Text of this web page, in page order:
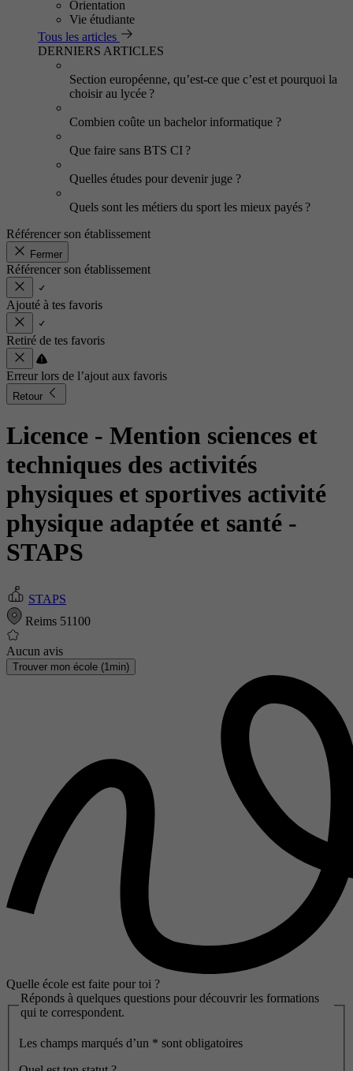
Orientation
Vie étudiante
Tous les articles
DERNIERS ARTICLES
Section européenne, qu’est-ce que c’est et pourquoi la
choisir au lycée ?
Combien coûte un bachelor informatique ?
Que faire sans BTS CI ?
Quelles études pour devenir juge ?
Quels sont les métiers du sport les mieux payés ?
Référencer son établissement
Fermer
Référencer son établissement
Ajouté à tes favoris
Retiré de tes favoris
Erreur lors de l’ajout aux favoris
Retour
Licence - Mention sciences et
techniques des activités
physiques et sportives activité
physique adaptée et santé -
STAPS
STAPS
Reims 51100
Aucun avis
Trouver mon école (1min)
Quelle école est faite pour toi ?
Réponds à quelques questions pour découvrir les formations
qui te correspondent.
Les champs marqués d’un * sont obligatoires